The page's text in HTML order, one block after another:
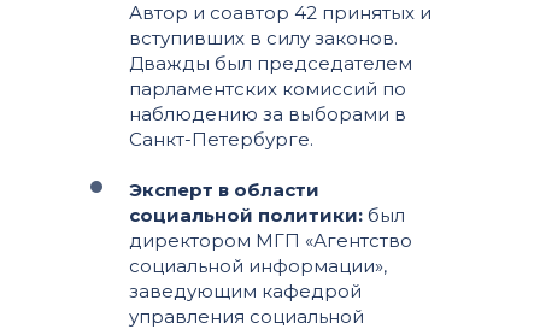
Автор и соавтор 42 принятых и
вступивших в силу законов.
Дважды был председателем
парламентских комиссий по
наблюдению за выборами в
Санкт-Петербурге.
Эксперт в области
социальной политики: был
директором МГП «Агентство
социальной информации»,
заведующим кафедрой
управления социальной